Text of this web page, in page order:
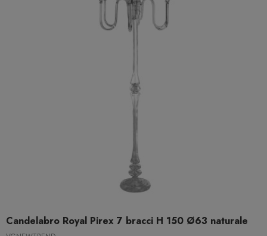
Candelabro Royal Pirex 7 bracci H 150 Ø63 naturale